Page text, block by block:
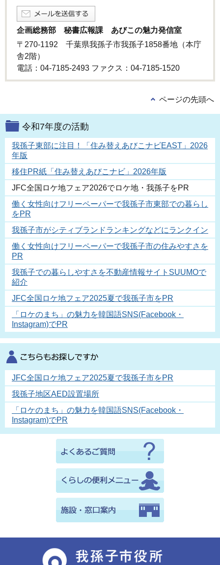
企画総務部 秘書広報課 あびこの魅力発信室
〒270-1192 千葉県我孫子市我孫子1858番地（本庁
舎2階）
電話：04-7185-2493 ファクス：04-7185‐1520
ページの先頭へ
令和7年度の活動
我孫子東部に注目！「住み替えあびこナビEAST」2026
年版
移住PR紙「住み替えあびこナビ」2026年版
JFC全国ロケ地フェア2026でロケ地・我孫子をPR
働く女性向けフリーペーパーで我孫子市東部での暮らし
をPR
我孫子市がシティブランドランキングなどにランクイン
働く女性向けフリーペーパーで我孫子市の住みやすさを
PR
我孫子での暮らしやすさを不動産情報サイトSUUMOで
紹介
JFC全国ロケ地フェア2025夏で我孫子市をPR
「ロケのまち」の魅力を韓国語SNS(Facebook・
Instagram)でPR
JFC全国ロケ地フェア2025夏で我孫子市をPR
我孫子地区AED設置場所
「ロケのまち」の魅力を韓国語SNS(Facebook・
Instagram)でPR